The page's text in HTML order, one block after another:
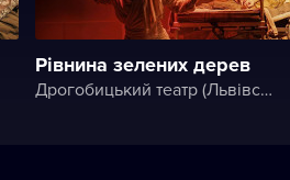
Рівнина зелених дерев
Дрогобицький театр (Львівський академічний обласний музично-драматичний театр імені Юрія Дрогобича)